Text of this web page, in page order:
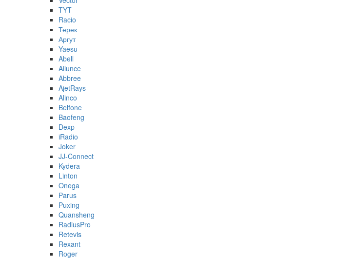
TYT
Racio
Терек
Аргут
Yaesu
Abell
Ailunce
Abbree
AjetRays
Alinco
Belfone
Baofeng
Dexp
iRadio
Joker
JJ-Connect
Kydera
Linton
Onega
Parus
Puxing
Quansheng
RadiusPro
Retevis
Rexant
Roger